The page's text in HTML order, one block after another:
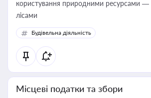
користування природними ресурсами
лісами
Будівельна діяльність
Місцеві податки та збори